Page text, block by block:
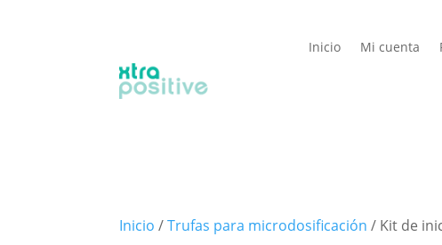
Inicio Mi cuenta
Inicio /Trufas para microdosificación / Kit de